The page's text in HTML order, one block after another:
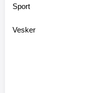
Sport
Vesker